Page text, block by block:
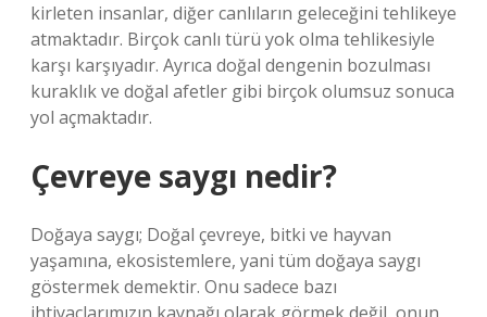
kirleten insanlar, diğer canlıların geleceğini tehlikeye
atmaktadır. Birçok canlı türü yok olma tehlikesiyle
karşı karşıyadır. Ayrıca doğal dengenin bozulması
kuraklık ve doğal afetler gibi birçok olumsuz sonuca
yol açmaktadır.
Çevreye saygı nedir?
Doğaya saygı; Doğal çevreye, bitki ve hayvan
yaşamına, ekosistemlere, yani tüm doğaya saygı
göstermek demektir. Onu sadece bazı